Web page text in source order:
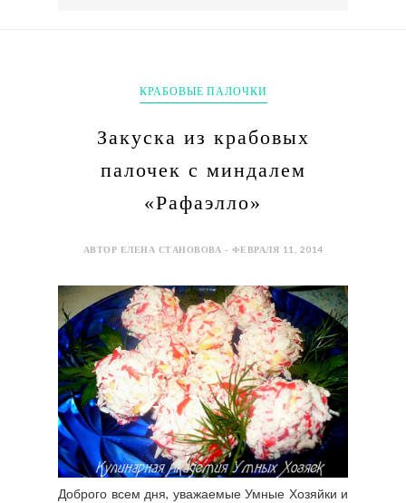
КРАБОВЫЕ ПАЛОЧКИ
Закуска из крабовых
палочек с миндалем
«Рафаэлло»
АВТОР ЕЛЕНА СТАНОВОВА - ФЕВРАЛЯ 11, 2014
Доброго всем дня, уважаемые Умные Хозяйки и